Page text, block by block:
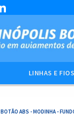
LINHAS E FIOS
BOTÃO ABS - MODINHA -